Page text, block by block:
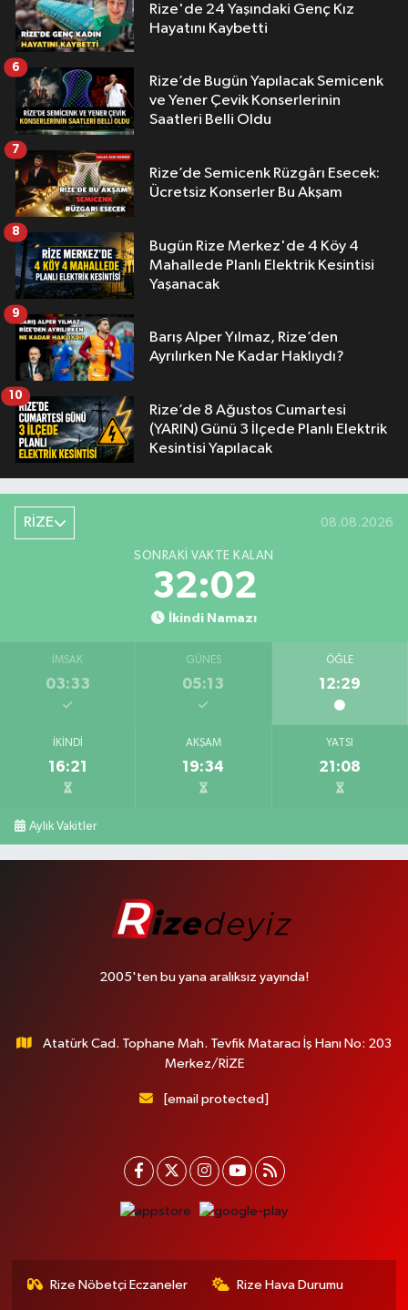
Rize'de 24 Yaşındaki Genç Kız
Hayatını Kaybetti
Rize’de Bugün Yapılacak Semicenk
ve Yener Çevik Konserlerinin
Saatleri Belli Oldu
6
Rize’de Semicenk Rüzgârı Esecek:
Ücretsiz Konserler Bu Akşam
7
Bugün Rize Merkez'de 4 Köy 4
Mahallede Planlı Elektrik Kesintisi
Yaşanacak
8
Barış Alper Yılmaz, Rize’den
Ayrılırken Ne Kadar Haklıydı?
9
Rize’de 8 Ağustos Cumartesi
(YARIN) Günü 3 İlçede Planlı Elektrik
Kesintisi Yapılacak
10
RİZE 08.08.2026
SONRAKI VAKTE KALAN
32:01
İkindi Namazı
İMSAK
03:33
GÜNEŞ
05:13
ÖĞLE
12:29
İKINDI
16:21
AKŞAM
19:34
YATSI
21:08
Aylık Vakitler
2005'ten bu yana aralıksız yayında!
Atatürk Cad. Tophane Mah. Tevfik Mataracı İş Hanı No: 203
Merkez/RİZE
[email protected]
Rize Nöbetçi Eczaneler Rize Hava Durumu